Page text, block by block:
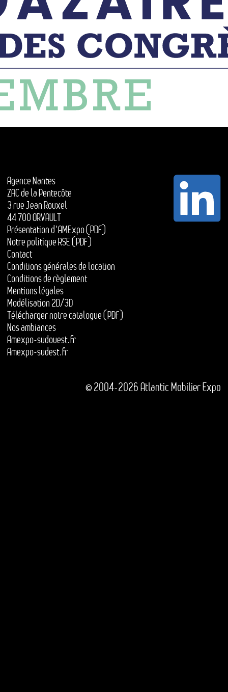
Agence Nantes
ZAC de la Pentecôte
3 rue Jean Rouxel
44 700 ORVAULT
Présentation d'AMExpo (PDF)
Notre politique RSE (PDF)
Contact
Conditions générales de location
Conditions de règlement
Mentions légales
Modélisation 2D/3D
Télécharger notre catalogue (PDF)
Nos ambiances
Amexpo-sudouest.fr
Amexpo-sudest.fr
© 2004-2026 Atlantic Mobilier Expo